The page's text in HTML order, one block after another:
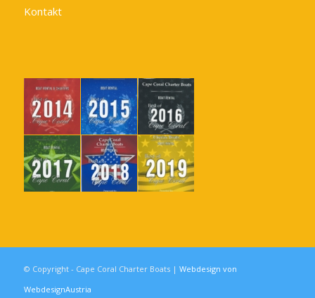
Kontakt
© Copyright - Cape Coral Charter Boats | Webdesign von
WebdesignAustria